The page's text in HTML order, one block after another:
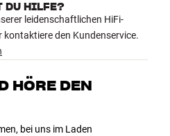
Weiß
10,7
68 x 10 x 98 cm (breite x höhe x
tiefe)
DU HILFE?
leidenschaftlichen HiFi-
kontaktiere den Kundenservice.
HÖRE DEN
bei uns im Laden